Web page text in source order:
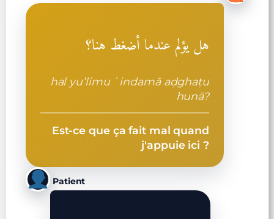
هل يؤلم عندما أضغط هنا؟
hal yu’limu ʿindamā aḍghaṭu
hunā?
Est-ce que ça fait mal quand
j'appuie ici ?
Patient